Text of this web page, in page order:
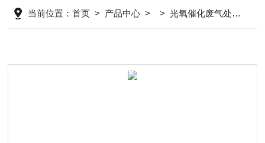
当前位置：首页 > 产品中心 > >光氧催化废气处理设备